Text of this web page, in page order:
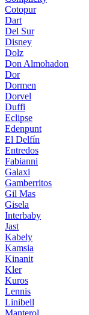
Cotopur
Dart
Del Sur
Disney
Dolz
Don Almohadon
Dor
Dormen
Dorvel
Duffi
Eclipse
Edenpunt
El Delfín
Entredos
Fabianni
Galaxi
Gamberritos
Gil Mas
Gisela
Interbaby
Jast
Kabely
Kamsia
Kinanit
Kler
Kuros
Lennis
Linibell